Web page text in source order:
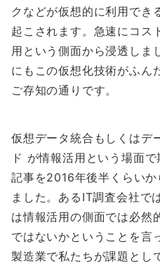
クなどが仮想的に利用でき
起こされます。急速にコス
用という側面から浸透しま
にもこの仮想化技術がふん
ご存知の通りです。
仮想データ統合もしくはデ
ド が情報活用という場面
記事を2016年後半くらい
ました。あるIT調査会社で
は情報活用の側面では必然
ではないかということを言
製造業で私たちが課題とし